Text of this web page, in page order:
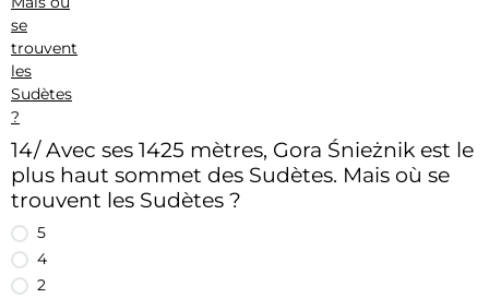
14/ Avec ses 1425 mètres, Gora Śnieżnik est le
plus haut sommet des Sudètes. Mais où se
trouvent les Sudètes ?
5
4
2